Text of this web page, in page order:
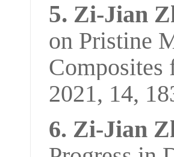
5. Zi-Jian
on Pristine
2021, 14,
6. Zi-Jian